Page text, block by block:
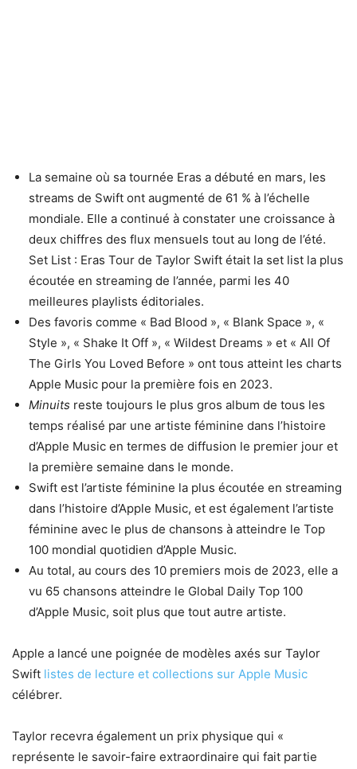
La semaine où sa tournée Eras a débuté en mars, les
streams de Swift ont augmenté de 61 % à l’échelle
mondiale. Elle a continué à constater une croissance à
deux chiffres des flux mensuels tout au long de l’été.
Set List : Eras Tour de Taylor Swift était la set list la plus
écoutée en streaming de l’année, parmi les 40
meilleures playlists éditoriales.
Des favoris comme « Bad Blood », « Blank Space », «
Style », « Shake It Off », « Wildest Dreams » et « All Of
The Girls You Loved Before » ont tous atteint les charts
Apple Music pour la première fois en 2023.
Minuits reste toujours le plus gros album de tous les
temps réalisé par une artiste féminine dans l’histoire
d’Apple Music en termes de diffusion le premier jour et
la première semaine dans le monde.
Swift est l’artiste féminine la plus écoutée en streaming
dans l’histoire d’Apple Music, et est également l’artiste
féminine avec le plus de chansons à atteindre le Top
100 mondial quotidien d’Apple Music.
Au total, au cours des 10 premiers mois de 2023, elle a
vu 65 chansons atteindre le Global Daily Top 100
d’Apple Music, soit plus que tout autre artiste.
Apple a lancé une poignée de modèles axés sur Taylor
Swift listes de lecture et collections sur Apple Music
célébrer.
Taylor recevra également un prix physique qui «
représente le savoir-faire extraordinaire qui fait partie